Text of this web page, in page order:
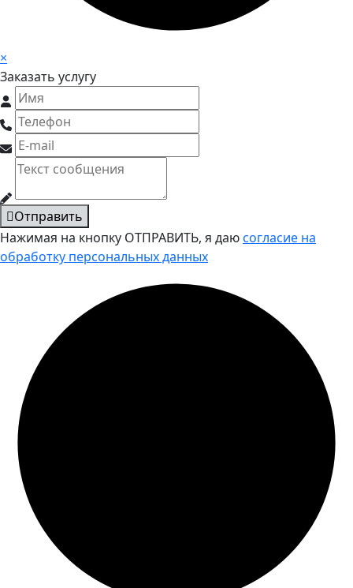
×
Заказать услугу
Отправить
Нажимая на кнопку ОТПРАВИТЬ, я даюсогласие на
обработку персональных данных